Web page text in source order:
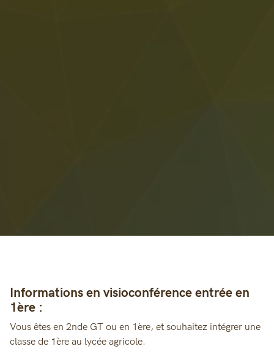
Informations en visioconférence entrée en
1ère :
Vous êtes en 2nde GT ou en 1ère, et souhaitez intégrer une
classe de 1ère au lycée agricole.